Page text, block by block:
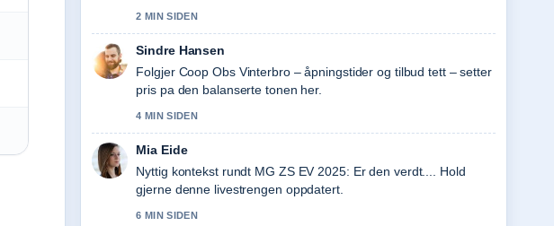
2 MIN SIDEN
Sindre Hansen
Folgjer Coop Obs Vinterbro – åpningstider og tilbud tett – setter
pris pa den balanserte tonen her.
4 MIN SIDEN
Mia Eide
Nyttig kontekst rundt MG ZS EV 2025: Er den verdt.... Hold
gjerne denne livestrengen oppdatert.
6 MIN SIDEN